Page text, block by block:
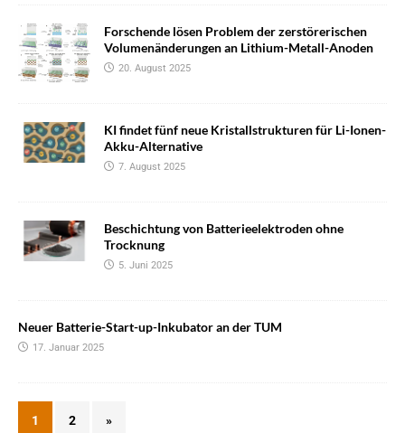
Forschende lösen Problem der zerstörerischen
Volumenänderungen an Lithium-Metall-Anoden
20. August 2025
KI findet fünf neue Kristallstrukturen für Li-Ionen-
Akku-Alternative
7. August 2025
Beschichtung von Batterieelektroden ohne
Trocknung
5. Juni 2025
Neuer Batterie-Start-up-Inkubator an der TUM
17. Januar 2025
1 2 »